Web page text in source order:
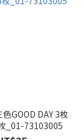
GOOD DAY 3枚
_01-73103005